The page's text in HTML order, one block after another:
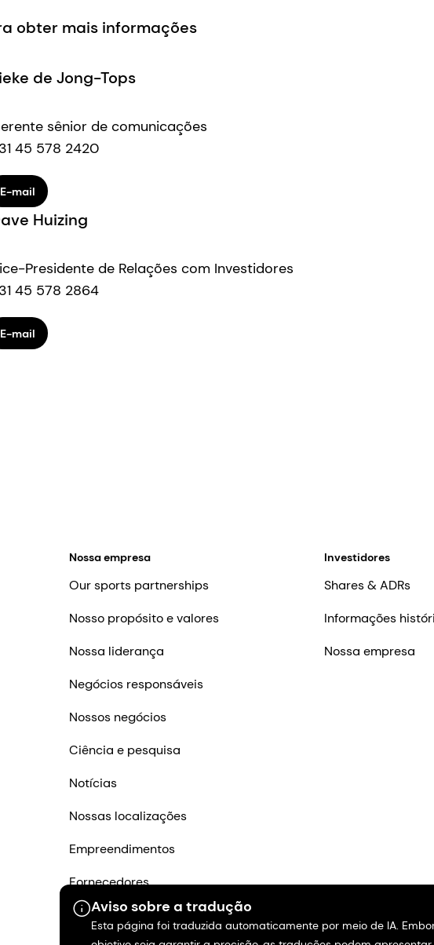
obter mais informações
de Jong-Tops
sênior de comunicações
45 578 2420
E-mail
Huizing
Presidente de Relações com Investidores
45 578 2864
E-mail
Aviso sobre a tradução
Esta página foi traduzida automaticamente por meio de IA.
Nossa empresa
Our sports partnerships
Nosso propósito e valores
Nossa liderança
Negócios responsáveis
Nossos negócios
Ciência e pesquisa
Notícias
Nossas localizações
Empreendimentos
Fornecedores
Entre em contato
Investidores
Shares & ADRs
Informações
Nossa empresa